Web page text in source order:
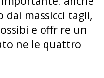
dai massicci tagli,
offrire un
nelle quattro